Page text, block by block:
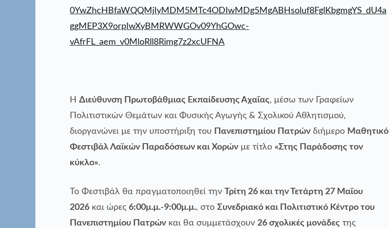
0YwZhcHBfaWQQMjIyMDM5MTc4ODIwMDg5MgABHsoluf8FglKbgmgYS_dU4a
ggMEP3X9orpIwXyBMRWWGOv09YhGOwc-
vAfrFL_aem_v0MloRll8Rimg7z2xcUFNA
Η Διεύθυνση Πρωτοβάθμιας Εκπαίδευσης Αχαΐας, μέσω των Γραφείων
Πολιτιστικών Θεμάτων και Φυσικής Αγωγής & Σχολικού Αθλητισμού,
διοργανώνει με την υποστήριξη του Πανεπιστημίου Πατρών διήμερο Μαθητικό
Φεστιβάλ Λαϊκών Παραδόσεων και Χορών με τίτλο «Στης Παράδοσης τον
κύκλο».
Το Φεστιβάλ θα πραγματοποιηθεί την Τρίτη 26 και την Τετάρτη 27 Μαΐου
2026 και ώρες 6:00μ.μ.-9:00μ.μ., στο Συνεδριακό και Πολιτιστικό Κέντρο του
Πανεπιστημίου Πατρών και θα συμμετάσχουν 26 σχολικές μονάδες της